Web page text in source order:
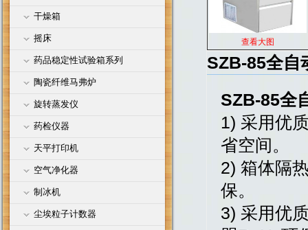
干燥箱
摇床
药品稳定性试验箱系列
陶瓷纤维马弗炉
旋转蒸发仪
药检仪器
天平打印机
空气净化器
制冰机
尘埃粒子计数器
查看大图
SZB-85全自
SZB-85全
1) 采用优
省空间。
2) 箱体隔
保。
3) 采用优